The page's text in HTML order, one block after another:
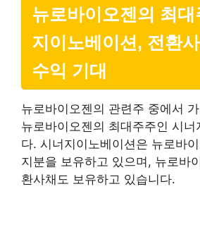
뉴로바이오젠의 최대
지이노베이션, 전환
수익 기대
뉴로바이오젠의 관련주 중에서
뉴로바이오젠의 최대주주인 시너
다. 시너지이노베이션은 뉴로바
지분을 보유하고 있으며, 뉴로바
환사채도 보유하고 있습니다.